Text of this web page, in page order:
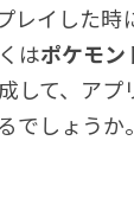
イした時
はポケモン
して、アプ
でしょうか。